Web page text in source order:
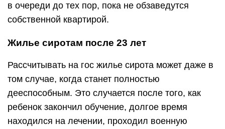
в очереди до тех пор, пока не обзаведутся
собственной квартирой.
Жилье сиротам после 23 лет
Рассчитывать на гос жилье сирота может даже в
том случае, когда станет полностью
дееспособным. Это случается после того, как
ребенок закончил обучение, долгое время
находился на лечении, проходил военную